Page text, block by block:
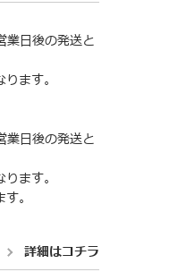
業日後の発送と
ます。
業日後の発送と
ます。
。
詳細はコチラ